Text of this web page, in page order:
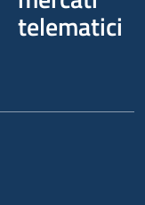
telematici